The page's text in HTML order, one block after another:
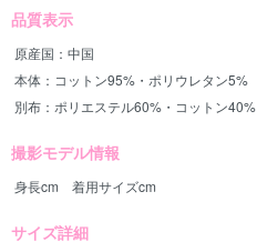
品質表示
原産国：中国
本体：コットン95%・ポリウレタン5%
別布：ポリエステル60%・コットン40%
撮影モデル情報
身長cm 着用サイズcm
サイズ詳細